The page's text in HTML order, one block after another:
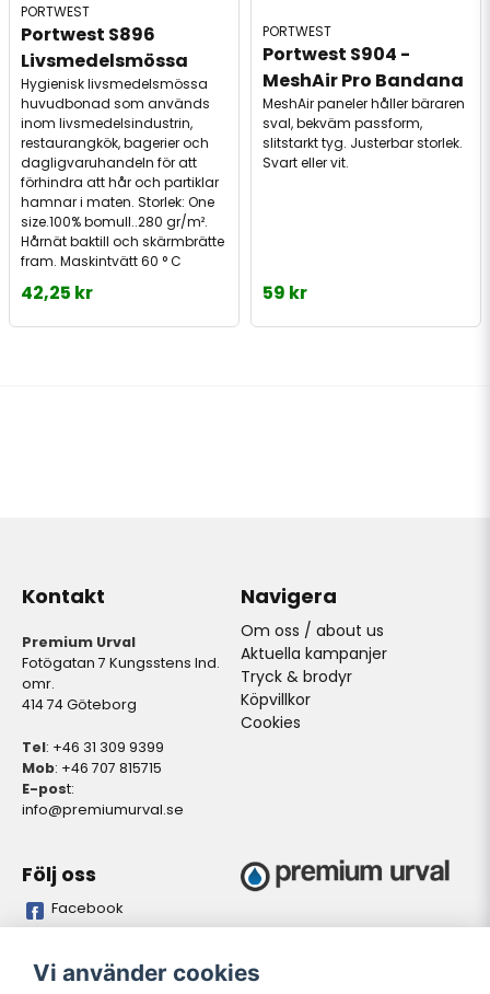
PORTWEST
Portwest S896
Livsmedelsmössa
Hygienisk livsmedelsmössa
huvudbonad som används
inom livsmedelsindustrin,
restaurangkök, bagerier och
dagligvaruhandeln för att
förhindra att hår och partiklar
hamnar i maten. Storlek: One
size.100% bomull..280 gr/m².
Hårnät baktill och skärmbrätte
fram. Maskintvätt 60 ° C
42,25 kr
PORTWEST
Portwest S904 -
MeshAir Pro Bandana
MeshAir paneler håller bäraren
sval, bekväm passform,
slitstarkt tyg. Justerbar storlek.
Svart eller vit.
59 kr
Kontakt
Premium Urval
Fotögatan 7 Kungsstens Ind.
omr.
414 74 Göteborg
Tel: +46 31 309 9399
Mob: +46 707 815715
E-post:
info@premiumurval.se
Navigera
Om oss / about us
Aktuella kampanjer
Tryck & brodyr
Köpvillkor
Cookies
Följ oss
Facebook
Bankgiro
5837-9371 528641-4
Vi använder cookies